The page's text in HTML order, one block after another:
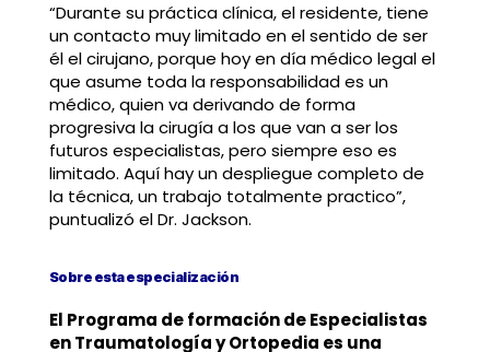
“Durante su práctica clínica, el residente, tiene
un contacto muy limitado en el sentido de ser
él el cirujano, porque hoy en día médico legal el
que asume toda la responsabilidad es un
médico, quien va derivando de forma
progresiva la cirugía a los que van a ser los
futuros especialistas, pero siempre eso es
limitado. Aquí hay un despliegue completo de
la técnica, un trabajo totalmente practico”,
puntualizó el Dr. Jackson.
Sobre esta especialización
El Programa de formación de Especialistas
en Traumatología y Ortopedia es una